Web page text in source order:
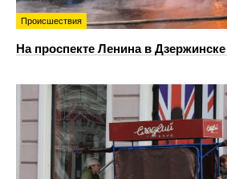
Происшествия
На проспекте Ленина в